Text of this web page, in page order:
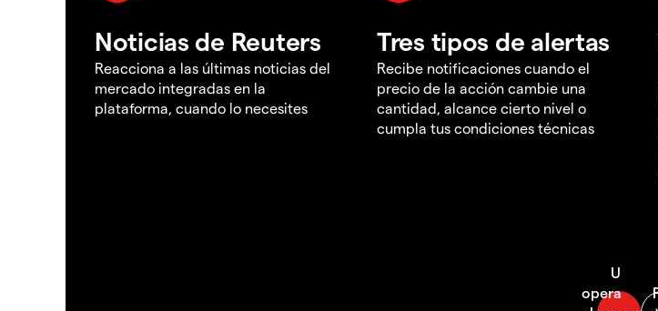
Noticias de Reuters
Reacciona a las últimas noticias del
mercado integradas en la
plataforma, cuando lo necesites
Tres tipos de alertas
Recibe notificaciones cuando el
precio de la acción cambie una
cantidad, alcance cierto nivel o
cumpla tus condiciones técnicas